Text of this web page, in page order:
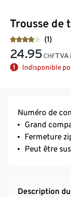
Trousse de
(1)
24.95 CHFTVA
Indisponible
Numéro de
Grand
Fermeture
Peut être
Description